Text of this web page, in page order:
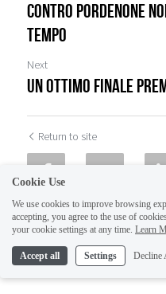
Contro Pordenone
tempo
Next
Un ottimo finale
Return to site
Cookie Use
We use cookies to improve browsing
accepting, you agree to the use of
your cookie settings at any time. Learn
Accept all Settings Decline